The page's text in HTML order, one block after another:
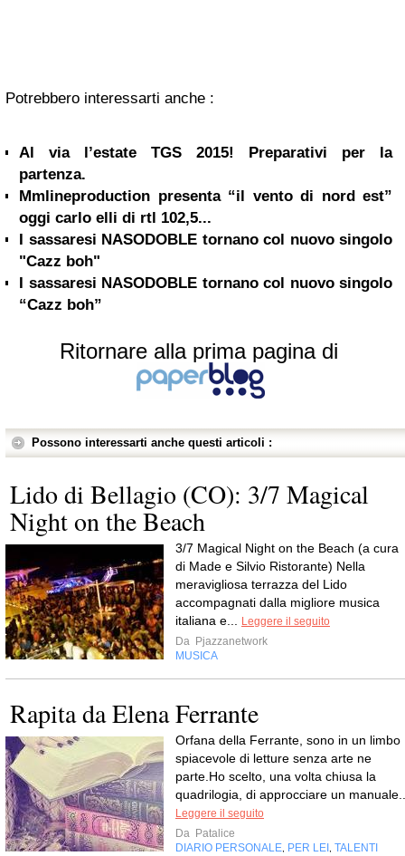
Potrebbero interessarti anche :
Al via l’estate TGS 2015! Preparativi per la
partenza.
Mmlineproduction presenta “il vento di nord est”
oggi carlo elli di rtl 102,5...
I sassaresi NASODOBLE tornano col nuovo singolo
"Cazz boh"
I sassaresi NASODOBLE tornano col nuovo singolo
“Cazz boh”
Ritornare alla prima pagina di
Possono interessarti anche questi articoli :
Lido di Bellagio (CO): 3/7 Magical
Night on the Beach
3/7 Magical Night on the Beach (a cura
di Made e Silvio Ristorante) Nella
meravigliosa terrazza del Lido
accompagnati dalla migliore musica
italiana e... Leggere il seguito
Da Pjazzanetwork
MUSICA
Rapita da Elena Ferrante
Orfana della Ferrante, sono in un limbo
spiacevole di letture senza arte ne
parte.Ho scelto, una volta chiusa la
quadrilogia, di approcciare un
Leggere il seguito
Da Patalice
DIARIO PERSONALE, PER LEI , TALENTI